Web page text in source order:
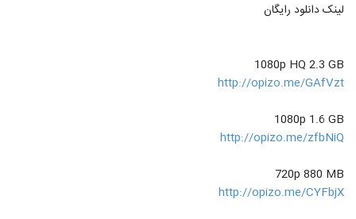
لینک دانلود رایگان
1080p HQ 2.3 GB
http://opizo.me/GAfVzt
1080p 1.6 GB
http://opizo.me/zfbNiQ
720p 880 MB
http://opizo.me/CYFbjX